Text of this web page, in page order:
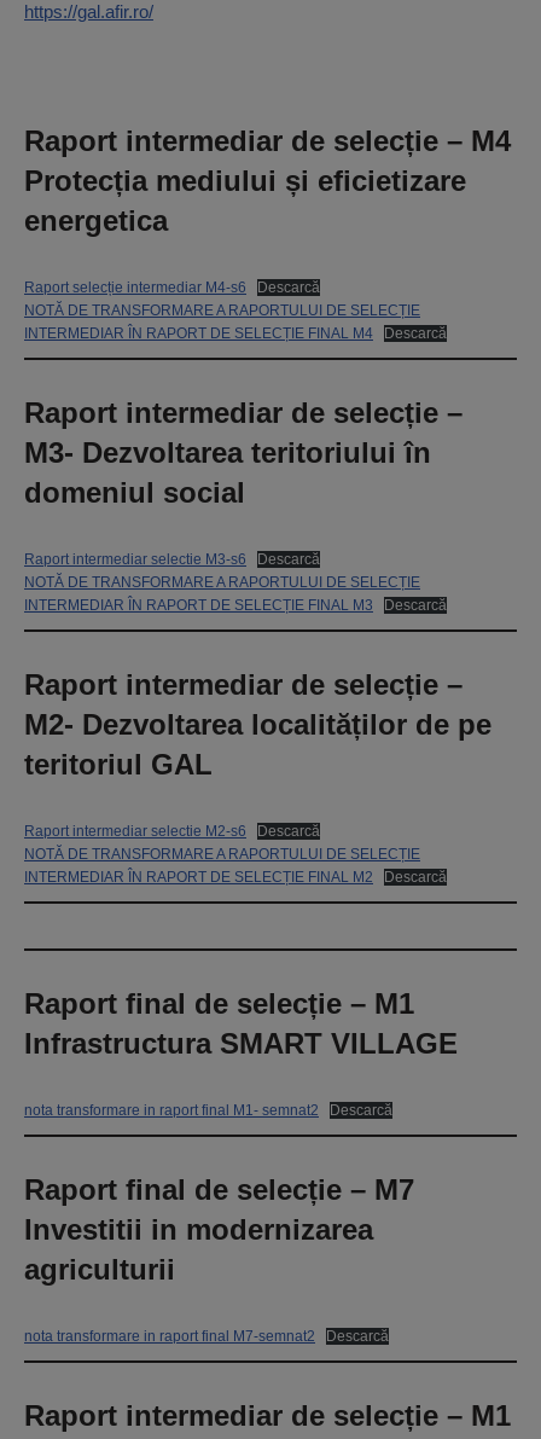
https://gal.afir.ro/
Raport intermediar de selecție – M4
Protecția mediului și eficietizare
energetica
Raport selecție intermediar M4-s6
Descarcă
NOTĂ DE TRANSFORMARE A RAPORTULUI DE SELECȚIE
INTERMEDIAR ÎN RAPORT DE SELECȚIE FINAL M4
Descarcă
Raport intermediar de selecție –
M3- Dezvoltarea teritoriului în
domeniul social
Raport intermediar selectie M3-s6
Descarcă
NOTĂ DE TRANSFORMARE A RAPORTULUI DE SELECȚIE
INTERMEDIAR ÎN RAPORT DE SELECȚIE FINAL M3
Descarcă
Raport intermediar de selecție –
M2- Dezvoltarea localităților de pe
teritoriul GAL
Raport intermediar selectie M2-s6
Descarcă
NOTĂ DE TRANSFORMARE A RAPORTULUI DE SELECȚIE
INTERMEDIAR ÎN RAPORT DE SELECȚIE FINAL M2
Descarcă
Raport final de selecție – M1
Infrastructura SMART VILLAGE
nota transformare in raport final M1- semnat2 Descarcă
Raport final de selecție – M7
Investitii in modernizarea
agriculturii
nota transformare in raport final M7-semnat2 Descarcă
Raport intermediar de selecție – M1